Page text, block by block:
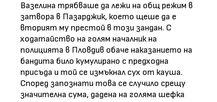
Вазелина трябваше да лежи на общ режим в
затвора в Пазарджик, което щеше да е
вторият му престой в този зандан. С
ходатайство на голям началник на
полицията в Пловдив обаче наказанието на
бандита било кумулирано с предходна
присъда и той се измъкнал сух от кауша.
Според запознати това се случило срещу
значителна сума, дадена на голяма шефка